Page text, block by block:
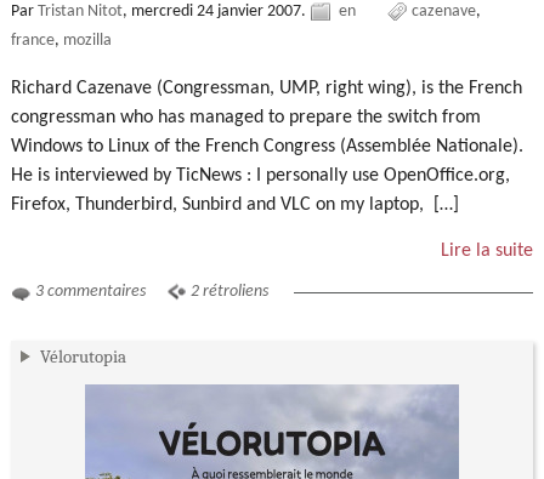
Par Tristan Nitot, mercredi 24 janvier 2007. en
cazenave
france mozilla
Richard Cazenave (Congressman, UMP, right wing), is the French
congressman who has managed to prepare the switch from
Windows to Linux of the French Congress (Assemblée Nationale).
He is interviewed by TicNews : I personally use OpenOffice.org,
Firefox, Thunderbird, Sunbird and VLC on my laptop, […]
Lire la suite
3 commentaires 2 rétroliens
Vélorutopia